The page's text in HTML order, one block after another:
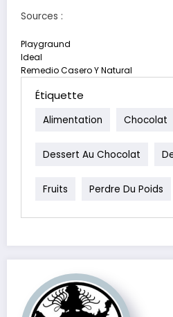
Sources :
Playgraund
Ideal
Remedio Casero Y Natural
Étiquette
Alimentation Chocolat
Dessert Au Chocolat
Fruits Perdre Du Poids